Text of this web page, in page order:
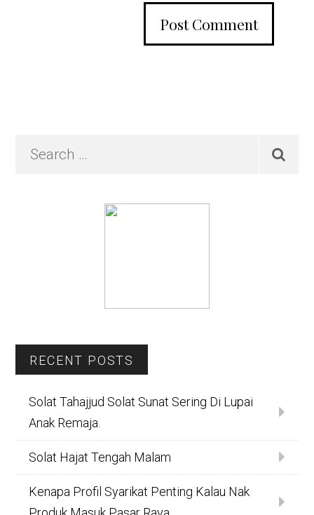
Primary
RECENT POSTS
Solat Tahajjud Solat Sunat Sering Di Lupai
Anak Remaja.
Solat Hajat Tengah Malam
Kenapa Profil Syarikat Penting Kalau Nak